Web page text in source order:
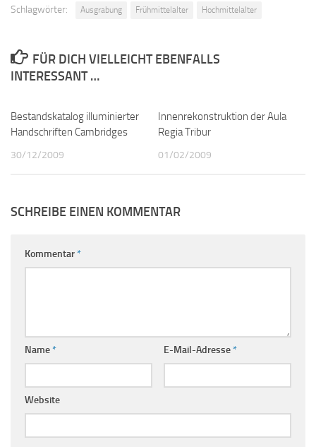
Schlagwörter: Ausgrabung Frühmittelalter Hochmittelalter
FÜR DICH VIELLEICHT EBENFALLS
INTERESSANT …
Bestandskatalog illuminierter
Handschriften Cambridges
30/12/2009
Innenrekonstruktion der Aula
Regia Tribur
01/02/2009
SCHREIBE EINEN KOMMENTAR
Kommentar*
Name* E-Mail-Adresse*
Website